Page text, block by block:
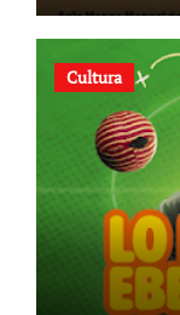
Cultura